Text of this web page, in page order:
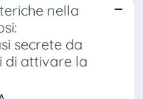
nella
secrete da
di attivare la